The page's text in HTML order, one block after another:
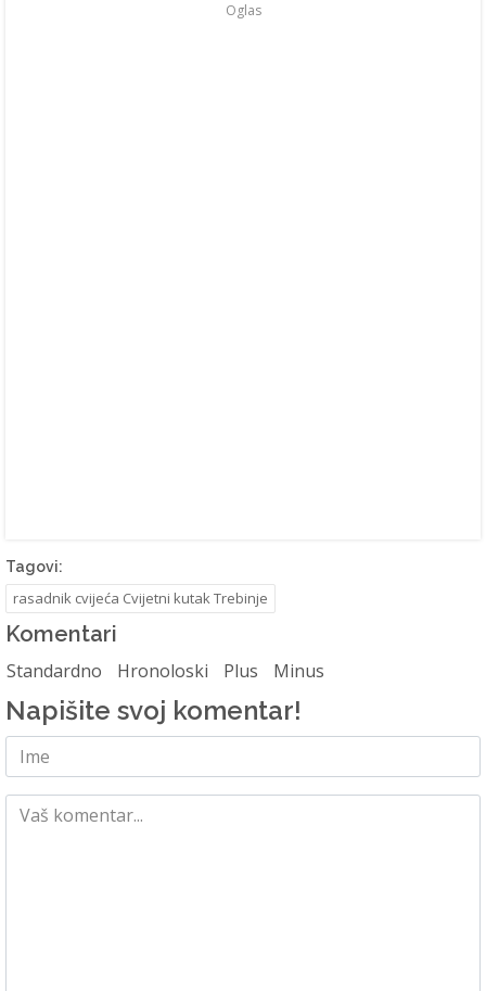
Oglas
Tagovi:
rasadnik cvijeća Cvijetni kutak Trebinje
Komentari
Standardno Hronoloski Plus Minus
Napišite svoj komentar!